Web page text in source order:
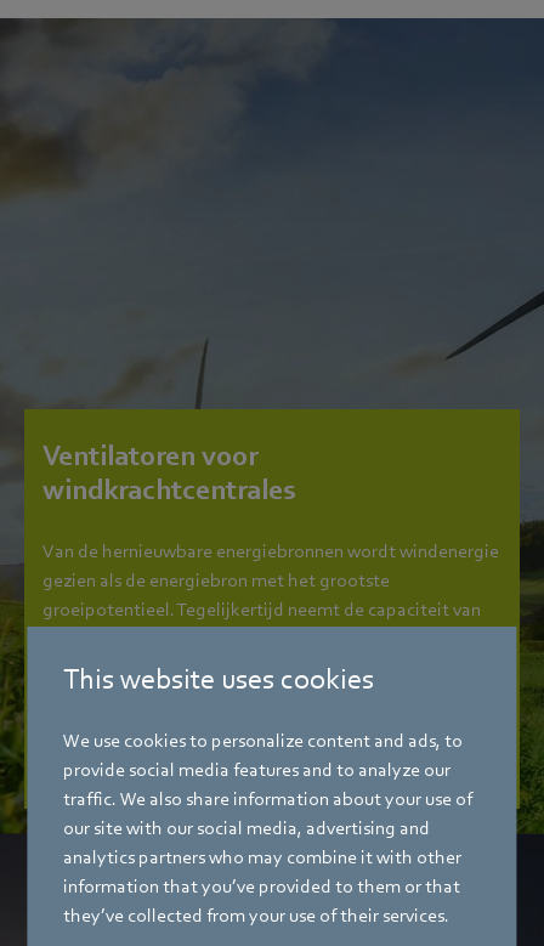
This website uses cookies
We use cookies to personalize content and ads, to
provide social media features and to analyze our
traffic. We also share information about your use of
our site with our social media, advertising and
analytics partners who may combine it with other
information that you’ve provided to them or that
they’ve collected from your use of their services.
Ventilatoren voor
windkrachtcentrales
Van de hernieuwbare energiebronnen wordt windenergie
gezien als de energiebron met het grootste
groeipotentieel. Tegelijkertijd neemt de capaciteit van
materialen en geoptimaliseerde bladgeometrieën